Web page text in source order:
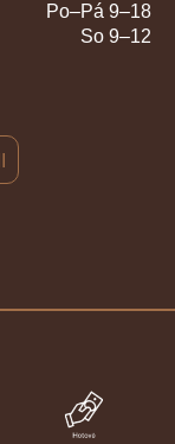
Po–Pá 9–18
So 9–12